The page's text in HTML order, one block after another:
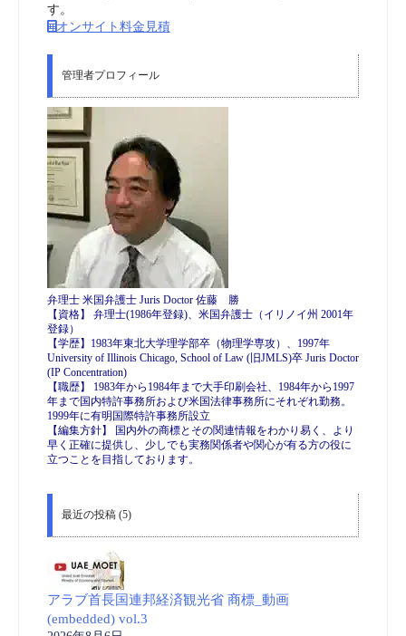
す。
オンサイト料金見積
管理者プロフィール
弁理士 米国弁護士 Juris Doctor 佐藤 勝
【資格】 弁理士(1986年登録)、米国弁護士（イリノイ州 2001年
登録）
【学歴】1983年東北大学理学部卒（物理学専攻）、1997年
University of Illinois Chicago, School of Law (旧JMLS)卒 Juris Doctor
(IP Concentration)
【職歴】 1983年から1984年まで大手印刷会社、1984年から1997
年まで国内特許事務所および米国法律事務所にそれぞれ勤務。
1999年に有明国際特許事務所設立
【編集方針】 国内外の商標とその関連情報をわかり易く、より
早く正確に提供し、少しでも実務関係者や関心が有る方の役に
立つことを目指しております。
最近の投稿 (5)
アラブ首長国連邦経済観光省 商標_動画
(embedded) vol.3